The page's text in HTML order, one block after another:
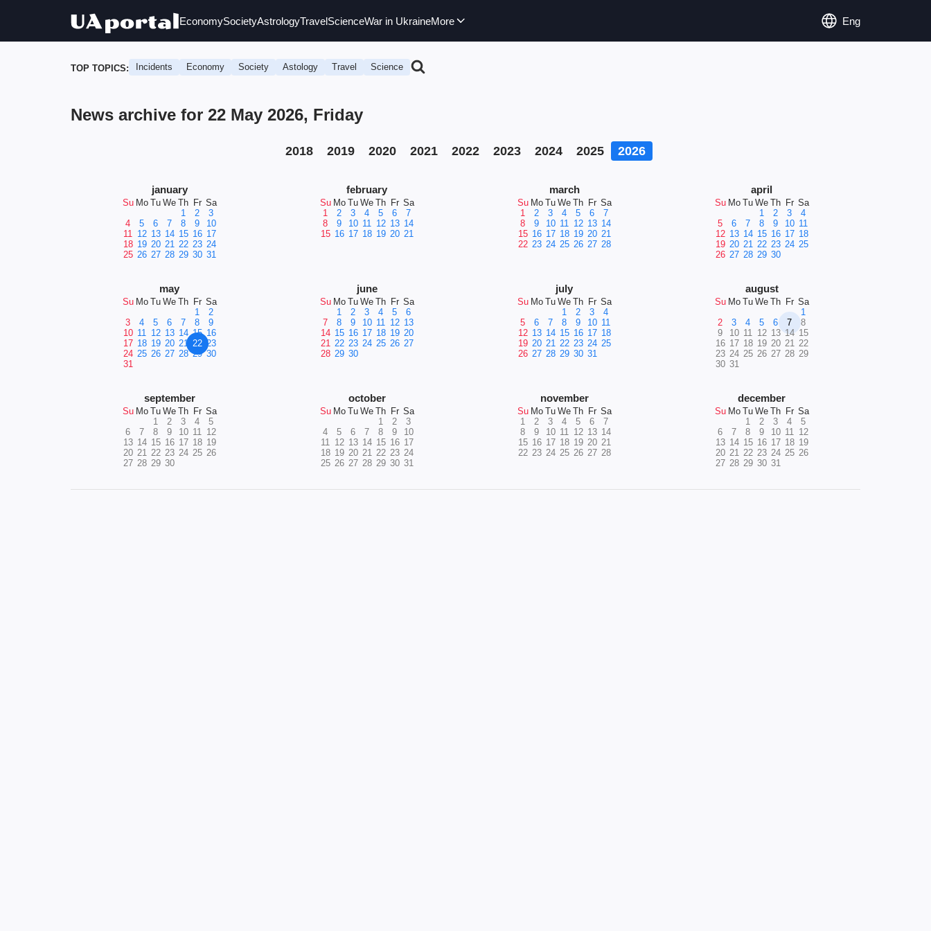
EconomySocietyAstrologyTravelScienceWar in UkraineMore Eng
TOP TOPICS: Incidents Economy Society Astology Travel Science
News archive for 22 May 2026, Friday
2018 2019 2020 2021 2022 2023 2024 2025 2026
january
Su Mo Tu We Th Fr Sa
1
2
3
4
5 6 7 8 9
10
11 12 13 14 15 16 17
18 19 20 21 22 23 24
25 26 27 28 29 30 31
february
Su Mo Tu We Th Fr Sa
1
2 3 4 5 6
7
8
9 10 11 12 13 14
15 16 17 18 19 20 21
march
Su Mo Tu We Th Fr Sa
1
2 3 4 5 6
7
8
9 10 11 12 13 14
15 16 17 18 19 20 21
22 23 24 25 26 27 28
april
Su Mo Tu We Th Fr Sa
1
2 3
4
5
6 7 8 9 10 11
12 13 14 15 16 17 18
19 20 21 22 23 24 25
26 27 28 29 30
may
Su Mo Tu We Th Fr Sa
1
2
3
4 5 6 7 8
9
10 11 12 13 14 15 16
17 18 19 20 21 22 23
24 25 26 27 28 29 30
31
june
Su Mo Tu We Th Fr Sa
1
2 3 4 5
6
7
8 9 10 11 12 13
14 15 16 17 18 19 20
21 22 23 24 25 26 27
28 29 30
july
Su Mo Tu We Th Fr Sa
1
2 3
4
5
6 7 8 9 10 11
12 13 14 15 16 17 18
19 20 21 22 23 24 25
26 27 28 29 30 31
august
Su Mo Tu We Th Fr Sa
1
2
3 4 5 6 7
8
9
10 11 12 13 14 15
16 17 18 19 20 21 22
23 24 25 26 27 28 29
30 31
september
Su Mo Tu We Th Fr Sa
1
2 3 4
5
6
7 8 9 10 11 12
13 14 15 16 17 18 19
20 21 22 23 24 25 26
27 28 29 30
october
Su Mo Tu We Th Fr Sa
1
2
3
4
5 6 7 8 9
10
11 12 13 14 15 16 17
18 19 20 21 22 23 24
25 26 27 28 29 30 31
november
Su Mo Tu We Th Fr Sa
1
2 3 4 5 6
7
8
9 10 11 12 13 14
15 16 17 18 19 20 21
22 23 24 25 26 27 28
december
Su Mo Tu We Th Fr Sa
1
2 3 4
5
6
7 8 9 10 11 12
13 14 15 16 17 18 19
20 21 22 23 24 25 26
27 28 29 30 31